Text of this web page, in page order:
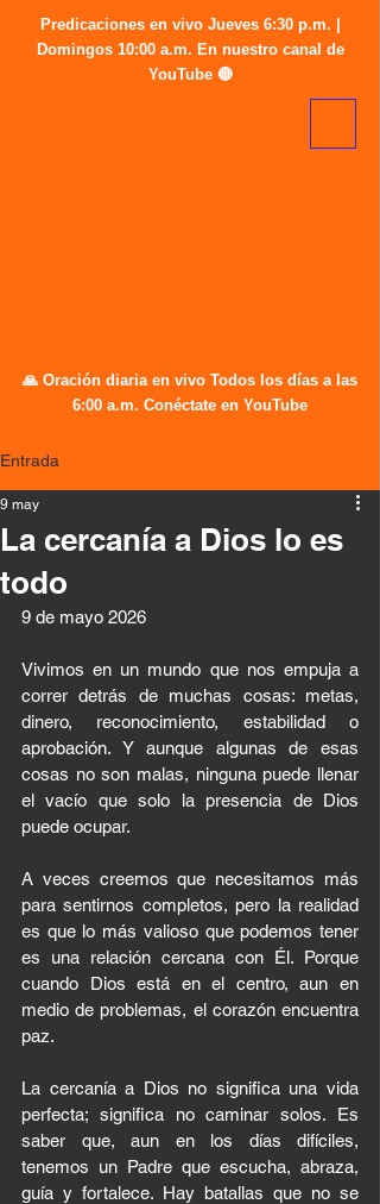
🙏 Oración diaria en vivo Todos los días a las
6:00 a.m. Conéctate en YouTube
Predicaciones en vivo Jueves 6:30 p.m. |
Domingos 10:00 a.m. En nuestro canal de
YouTube 🔴
Entrada
La cercanía a Dios lo es
todo
9 may
9 de mayo 2026
Vivimos en un mundo que nos empuja a
correr detrás de muchas cosas: metas,
dinero, reconocimiento, estabilidad o
aprobación. Y aunque algunas de esas
cosas no son malas, ninguna puede llenar
el vacío que solo la presencia de Dios
puede ocupar.
A veces creemos que necesitamos más
para sentirnos completos, pero la realidad
es que lo más valioso que podemos tener
es una relación cercana con Él. Porque
cuando Dios está en el centro, aun en
medio de problemas, el corazón encuentra
paz.
La cercanía a Dios no significa una vida
perfecta; significa no caminar solos. Es
saber que, aun en los días difíciles,
tenemos un Padre que escucha, abraza,
guía y fortalece. Hay batallas que no se